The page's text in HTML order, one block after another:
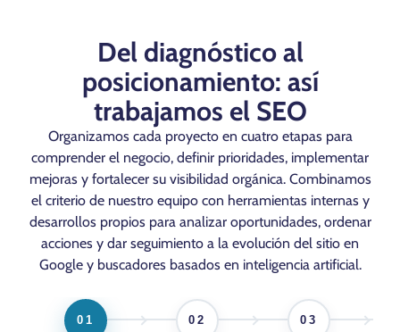
Del diagnóstico al
posicionamiento: así
trabajamos el SEO
Organizamos cada proyecto en cuatro etapas para
comprender el negocio, definir prioridades, implementar
mejoras y fortalecer su visibilidad orgánica. Combinamos
el criterio de nuestro equipo con herramientas internas y
desarrollos propios para analizar oportunidades, ordenar
acciones y dar seguimiento a la evolución del sitio en
Google y buscadores basados en inteligencia artificial.
01 02 03